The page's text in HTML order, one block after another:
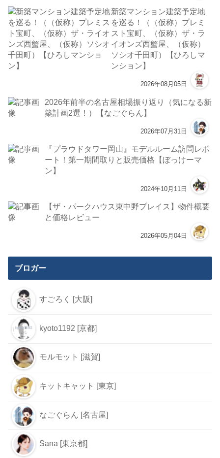
新築マンション建築予定地
を巡る！（（仮称）プレミ
スト宝町、（仮称）ザ・ラ
イオンズ西蟹屋、（仮称）
ソシオ千田町）【ひろしマ
ンション】
2026年08月05日
2026年前半の名古屋相場振り返り（気になる新
築計画2選！）【なごぐらん】
2026年07月31日
『プラウドタワー岡山』モデルルーム訪問レポ
ート！第一期間取りと販売価格【ぼっけーマ
ン】
2024年10月11日
【ザ・パークハウス東中野プレイス】物件概要
と価格レビュー
2026年05月04日
ブロガー
すごろく [大阪]
kyoto1192 [京都]
モルモット [滋賀]
キットキャット [東京]
なごぐらん [名古屋]
Sana [東京都]